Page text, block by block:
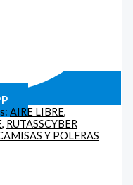
AIRE LIBRE,
, RUTASSCYBER
Y POLERAS